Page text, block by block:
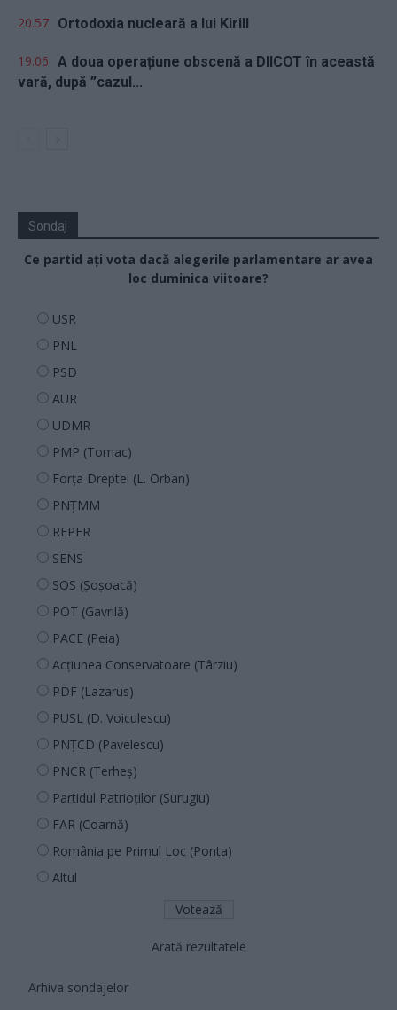
20.57 Ortodoxia nucleară a lui Kirill
19.06 A doua operațiune obscenă a DIICOT în această
vară, după ”cazul...
Sondaj
Ce partid ați vota dacă alegerile parlamentare ar avea
loc duminica viitoare?
USR
PNL
PSD
AUR
UDMR
PMP (Tomac)
Forța Dreptei (L. Orban)
PNȚMM
REPER
SENS
SOS (Șoșoacă)
POT (Gavrilă)
PACE (Peia)
Acțiunea Conservatoare (Târziu)
PDF (Lazarus)
PUSL (D. Voiculescu)
PNȚCD (Pavelescu)
PNCR (Terheș)
Partidul Patrioților (Surugiu)
FAR (Coarnă)
România pe Primul Loc (Ponta)
Altul
Arată rezultatele
Arhiva sondajelor